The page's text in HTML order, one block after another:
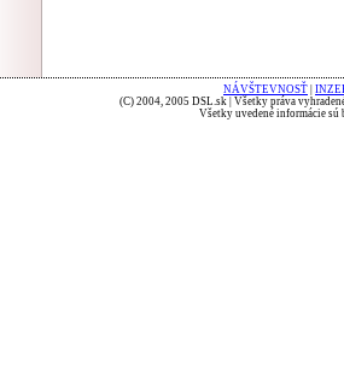
NÁVŠTEVNOSŤ
(C) 2004, 2005 DSL.sk | Všetky práva
Všetky uvedené informácie sú